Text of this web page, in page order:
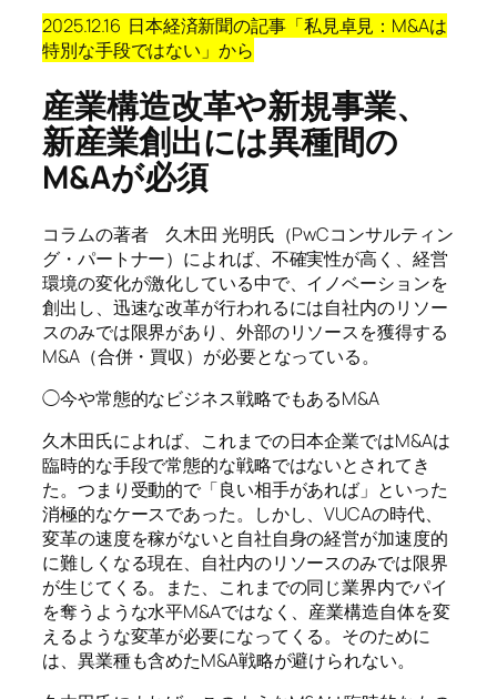
2025.12.16 日本経済新聞の記事「私見卓見：M&Aは
特別な手段ではない」 から
産業構造改革や新規事業、
新産業創出には異種間の
M&Aが必須
コラムの著者 久木田 光明氏（PwCコンサルティン
グ・パートナー）によれば、不確実性が高く、経営
環境の変化が激化している中で、イノベーションを
創出し、迅速な改革が行われるには自社内のリソー
スのみでは限界があり、外部のリソースを獲得する
M&A（合併・買収）が必要となっている。
◯今や常態的なビジネス戦略でもあるM&A
久木田氏によれば、これまでの日本企業ではM&Aは
臨時的な手段で常態的な戦略ではないとされてき
た。つまり受動的で「良い相手があれば」といった
消極的なケースであった。しかし、VUCAの時代、
変革の速度を稼がないと自社自身の経営が加速度的
に難しくなる現在、自社内のリソースのみでは限界
が生じてくる。また、これまでの同じ業界内でパイ
を奪うような水平M&Aではなく、産業構造自体を変
えるような変革が必要になってくる。そのために
は、異業種も含めたM&A戦略が避けられない。